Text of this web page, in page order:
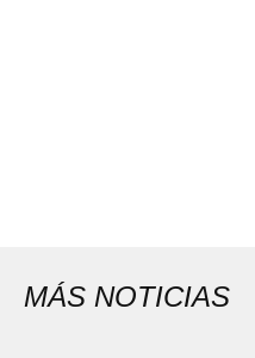
MÁS NOTICIAS